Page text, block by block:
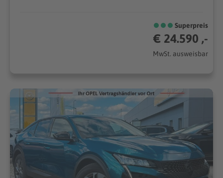
Superpreis
€ 24.590 ,-
MwSt. ausweisbar